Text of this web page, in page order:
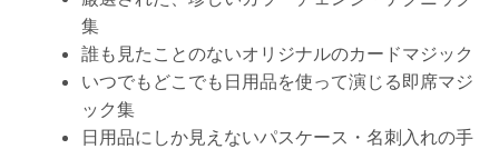
集
誰も見たことのないオリジナルのカードマジック
いつでもどこでも日用品を使って演じる即席マジ
ック集
日用品にしか見えないパスケース・名刺入れの手